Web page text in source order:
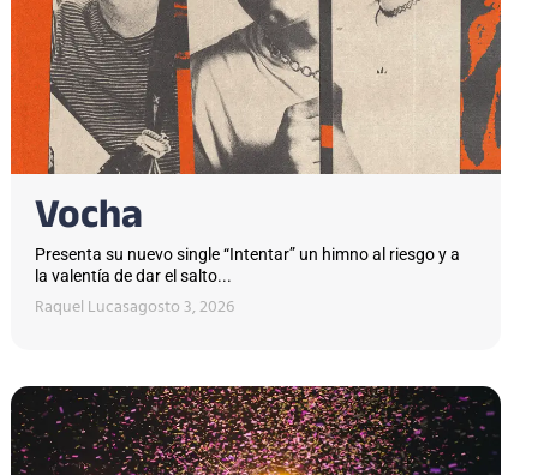
Vocha
Presenta su nuevo single “Intentar” un himno al riesgo y a
la valentía de dar el salto...
Raquel Lucasagosto 3, 2026